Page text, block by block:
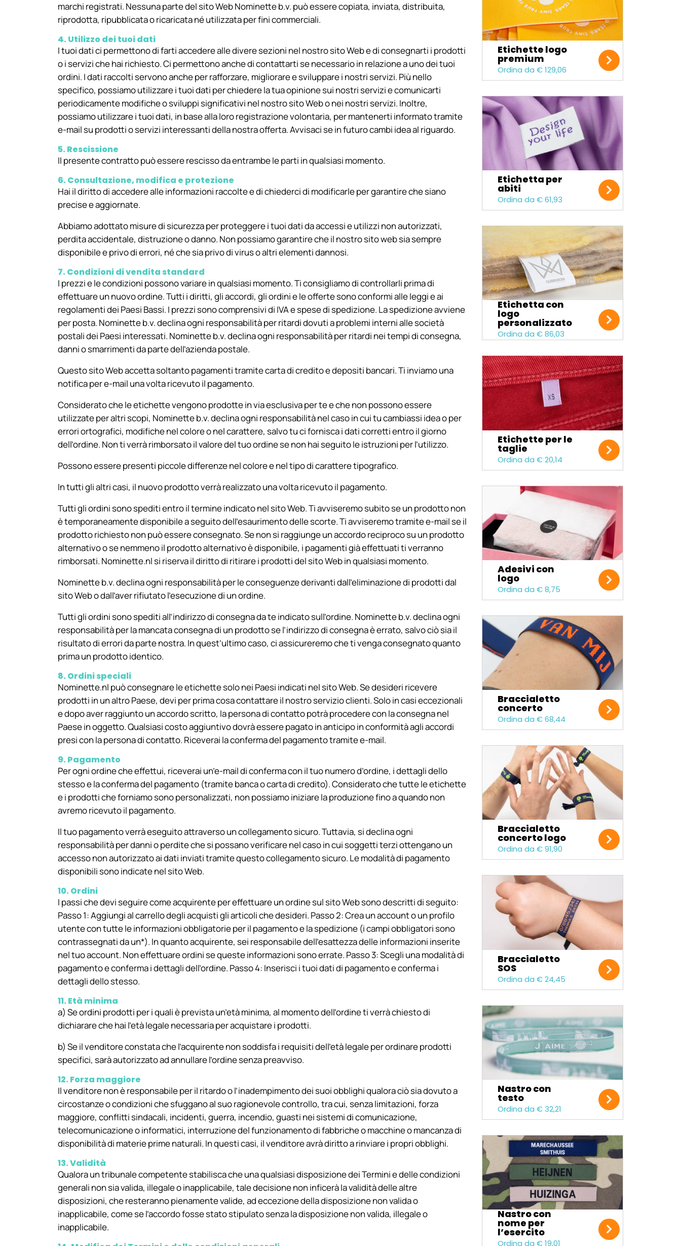
marchi registrati. Nessuna parte del sito Web Nominette b.v. può essere copiata, inviata, distribuita,
riprodotta, ripubblicata o ricaricata né utilizzata per fini commerciali.
4. Utilizzo dei tuoi dati
I tuoi dati ci permettono di farti accedere alle divere sezioni nel nostro sito Web e di consegnarti i prodotti
o i servizi che hai richiesto. Ci permettono anche di contattarti se necessario in relazione a uno dei tuoi
ordini. I dati raccolti servono anche per rafforzare, migliorare e sviluppare i nostri servizi. Più nello
specifico, possiamo utilizzare i tuoi dati per chiedere la tua opinione sui nostri servizi e comunicarti
periodicamente modifiche o sviluppi significativi nel nostro sito Web o nei nostri servizi. Inoltre,
possiamo utilizzare i tuoi dati, in base alla loro registrazione volontaria, per mantenerti informato tramite
e-mail su prodotti o servizi interessanti della nostra offerta. Avvisaci se in futuro cambi idea al riguardo.
5. Rescissione
Il presente contratto può essere rescisso da entrambe le parti in qualsiasi momento.
6. Consultazione, modifica e protezione
Hai il diritto di accedere alle informazioni raccolte e di chiederci di modificarle per garantire che siano
precise e aggiornate.
Abbiamo adottato misure di sicurezza per proteggere i tuoi dati da accessi e utilizzi non autorizzati,
perdita accidentale, distruzione o danno. Non possiamo garantire che il nostro sito web sia sempre
disponibile e privo di errori, né che sia privo di virus o altri elementi dannosi.
7. Condizioni di vendita standard
I prezzi e le condizioni possono variare in qualsiasi momento. Ti consigliamo di controllarli prima di
effettuare un nuovo ordine. Tutti i diritti, gli accordi, gli ordini e le offerte sono conformi alle leggi e ai
regolamenti dei Paesi Bassi. I prezzi sono comprensivi di IVA e spese di spedizione. La spedizione avviene
per posta. Nominette b.v. declina ogni responsabilità per ritardi dovuti a problemi interni alle società
postali dei Paesi interessati. Nominette b.v. declina ogni responsabilità per ritardi nei tempi di consegna,
danni o smarrimenti da parte dell’azienda postale.
Questo sito Web accetta soltanto pagamenti tramite carta di credito e depositi bancari. Ti inviamo una
notifica per e-mail una volta ricevuto il pagamento.
Considerato che le etichette vengono prodotte in via esclusiva per te e che non possono essere
utilizzate per altri scopi, Nominette b.v. declina ogni responsabilità nel caso in cui tu cambiassi idea o per
errori ortografici, modifiche nel colore o nel carattere, salvo tu ci fornisca i dati corretti entro il giorno
dell’ordine. Non ti verrà rimborsato il valore del tuo ordine se non hai seguito le istruzioni per l’utilizzo.
Possono essere presenti piccole differenze nel colore e nel tipo di carattere tipografico.
In tutti gli altri casi, il nuovo prodotto verrà realizzato una volta ricevuto il pagamento.
Tutti gli ordini sono spediti entro il termine indicato nel sito Web. Ti avviseremo subito se un prodotto non
è temporaneamente disponibile a seguito dell’esaurimento delle scorte. Ti avviseremo tramite e-mail se il
prodotto richiesto non può essere consegnato. Se non si raggiunge un accordo reciproco su un prodotto
alternativo o se nemmeno il prodotto alternativo è disponibile, i pagamenti già effettuati ti verranno
rimborsati. Nominette.nl si riserva il diritto di ritirare i prodotti del sito Web in qualsiasi momento.
Nominette b.v. declina ogni responsabilità per le conseguenze derivanti dall’eliminazione di prodotti dal
sito Web o dall’aver rifiutato l’esecuzione di un ordine.
Tutti gli ordini sono spediti all’indirizzo di consegna da te indicato sull’ordine. Nominette b.v. declina ogni
responsabilità per la mancata consegna di un prodotto se l’indirizzo di consegna è errato, salvo ciò sia il
risultato di errori da parte nostra. In quest’ultimo caso, ci assicureremo che ti venga consegnato quanto
prima un prodotto identico.
8. Ordini speciali
Nominette.nl può consegnare le etichette solo nei Paesi indicati nel sito Web. Se desideri ricevere
prodotti in un altro Paese, devi per prima cosa contattare il nostro servizio clienti. Solo in casi eccezionali
e dopo aver raggiunto un accordo scritto, la persona di contatto potrà procedere con la consegna nel
Paese in oggetto. Qualsiasi costo aggiuntivo dovrà essere pagato in anticipo in conformità agli accordi
presi con la persona di contatto. Riceverai la conferma del pagamento tramite e-mail.
9. Pagamento
Per ogni ordine che effettui, riceverai un’e-mail di conferma con il tuo numero d’ordine, i dettagli dello
stesso e la conferma del pagamento (tramite banca o carta di credito). Considerato che tutte le etichette
e i prodotti che forniamo sono personalizzati, non possiamo iniziare la produzione fino a quando non
avremo ricevuto il pagamento.
Il tuo pagamento verrà eseguito attraverso un collegamento sicuro. Tuttavia, si declina ogni
responsabilità per danni o perdite che si possano verificare nel caso in cui soggetti terzi ottengano un
accesso non autorizzato ai dati inviati tramite questo collegamento sicuro. Le modalità di pagamento
disponibili sono indicate nel sito Web.
10. Ordini
I passi che devi seguire come acquirente per effettuare un ordine sul sito Web sono descritti di seguito:
Passo 1: Aggiungi al carrello degli acquisti gli articoli che desideri. Passo 2: Crea un account o un profilo
utente con tutte le informazioni obbligatorie per il pagamento e la spedizione (i campi obbligatori sono
contrassegnati da un*). In quanto acquirente, sei responsabile dell’esattezza delle informazioni inserite
nel tuo account. Non effettuare ordini se queste informazioni sono errate. Passo 3: Scegli una modalità di
pagamento e conferma i dettagli dell’ordine. Passo 4: Inserisci i tuoi dati di pagamento e conferma i
dettagli dello stesso.
11. Età minima
a) Se ordini prodotti per i quali è prevista un’età minima, al momento dell’ordine ti verrà chiesto di
dichiarare che hai l’età legale necessaria per acquistare i prodotti.
b) Se il venditore constata che l’acquirente non soddisfa i requisiti dell’età legale per ordinare prodotti
specifici, sarà autorizzato ad annullare l’ordine senza preavviso.
12. Forza maggiore
Il venditore non è responsabile per il ritardo o l’inadempimento dei suoi obblighi qualora ciò sia dovuto a
circostanze o condizioni che sfuggano al suo ragionevole controllo, tra cui, senza limitazioni, forza
maggiore, conflitti sindacali, incidenti, guerra, incendio, guasti nei sistemi di comunicazione,
telecomunicazione o informatici, interruzione del funzionamento di fabbriche o macchine o mancanza di
disponibilità di materie prime naturali. In questi casi, il venditore avrà diritto a rinviare i propri obblighi.
13. Validità
Qualora un tribunale competente stabilisca che una qualsiasi disposizione dei Termini e delle condizioni
generali non sia valida, illegale o inapplicabile, tale decisione non inficerà la validità delle altre
disposizioni, che resteranno pienamente valide, ad eccezione della disposizione non valida o
inapplicabile, come se l’accordo fosse stato stipulato senza la disposizione non valida, illegale o
inapplicabile.
Etichette logo
premium
Ordina da € 129,06
Etichetta per
abiti
Ordina da € 61,93
Etichetta con
logo
personalizzato
Ordina da € 86,03
Etichette per le
taglie
Ordina da € 20,14
Adesivi con
logo
Ordina da € 8,75
Braccialetto
concerto
Ordina da € 68,44
Braccialetto
concerto logo
Ordina da € 91,90
Braccialetto
SOS
Ordina da € 24,45
Nastro con
testo
Ordina da € 32,21
Nastro con
nome per
l’esercito
Ordina da € 19,01